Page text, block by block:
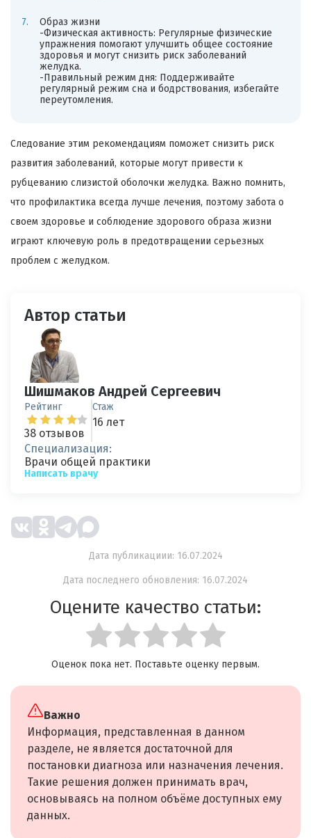
Образ жизни
-Физическая активность: Регулярные физические
упражнения помогают улучшить общее состояние
здоровья и могут снизить риск заболеваний
желудка.
-Правильный режим дня: Поддерживайте
регулярный режим сна и бодрствования, избегайте
переутомления.
Следование этим рекомендациям поможет снизить риск
развития заболеваний, которые могут привести к
рубцеванию слизистой оболочки желудка. Важно помнить,
что профилактика всегда лучше лечения, поэтому забота о
своем здоровье и соблюдение здорового образа жизни
играют ключевую роль в предотвращении серьезных
проблем с желудком.
Автор статьи
Шишмаков Андрей Сергеевич
Рейтинг
38 отзывов
Стаж
16 лет
Специализация:
Врачи общей практики
Написать врачу
Дата публикациии: 16.07.2024
Дата последнего обновления: 16.07.2024
Оцените качество статьи:
Оценок пока нет. Поставьте оценку первым.
Важно
Информация, представленная в данном
разделе, не является достаточной для
постановки диагноза или назначения лечения.
Такие решения должен принимать врач,
основываясь на полном объёме доступных ему
данных.